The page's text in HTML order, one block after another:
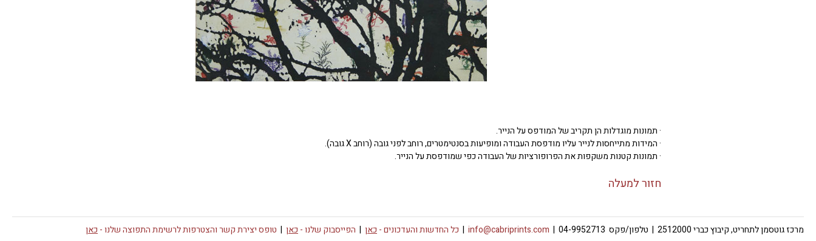
· תמונות מוגדלות הן תקריב של המודפס על הנייר.
· המידות מתייחסות לנייר עליו מודפסת העבודה ומופיעות בסנטימטרים, רוחב לפני גובה (רוחב X גובה).
· תמונות קטנות משקפות את הפרופורציות של העבודה כפי שמודפסת על הנייר.
חזור למעלה
מרכז גוטסמן לתחריט, קיבוץ כברי 2512000 | טלפון/פקס 04-9952713 | info@cabriprints.com
| כל החדשות והעדכונים - כאן | הפייסבוק שלנו - כאן | טופס יצירת קשר והצטרפות לרשימת התפוצה שלנו - כאן